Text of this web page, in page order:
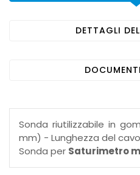
DETTAGLI
Sonda riutilizzabile in
mm) - Lunghezza del
Sonda per Saturimetro